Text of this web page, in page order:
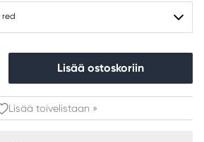
red
Lisää ostoskoriin
Lisää toivelistaan »